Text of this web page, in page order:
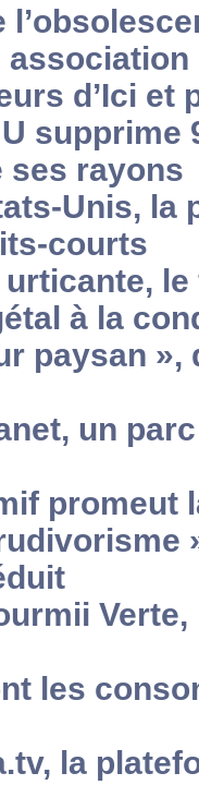
d’Ici et
supprime
ses rayons
Unis, la
courts
urticante,
à la
paysan
un
promeut
les
la